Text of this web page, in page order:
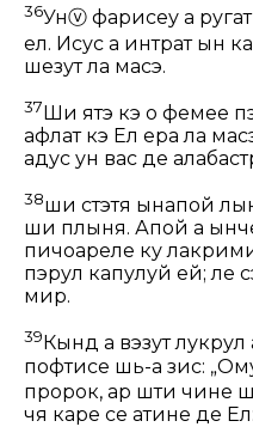
36Унⓥ фарисеу а
ел. Исус а интрат ын
шезут ла масэ.
37Ши ятэ кэ о фемее
афлат кэ Ел ера ла
адус ун вас де
38ши стэтя ынапой
ши плынӂя. Апой а
пичоареле ку
пэрул капулуй ей; ле
мир.
39 Кынд а вэзут
пофтисе шь-а зис:
пророк, ар шти чине
чя каре се атинӂе де